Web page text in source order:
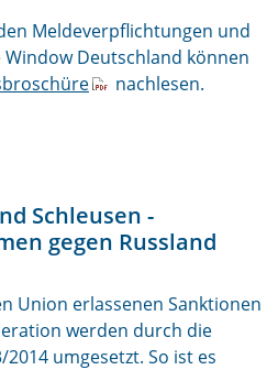
Meldeverpflichtungen und
Deutschland können
nachlesen.
Schleusen -
gegen Russland
Union erlassenen Sanktionen
werden durch die
umgesetzt. So ist es